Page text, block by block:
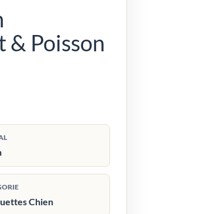
& Poisson
Chien